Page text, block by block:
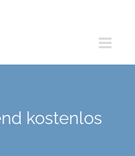
kostenlos